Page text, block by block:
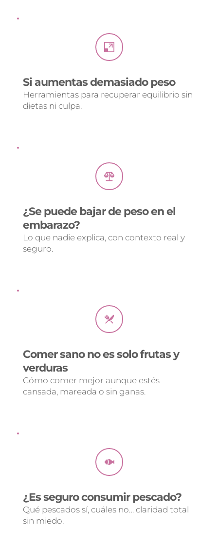
Si aumentas demasiado peso
Herramientas para recuperar equilibrio sin
dietas ni culpa.
¿Se puede bajar de peso en el
embarazo?
Lo que nadie explica, con contexto real y
seguro.
Comer sano no es solo frutas y
verduras
Cómo comer mejor aunque estés
cansada, mareada o sin ganas.
¿Es seguro consumir pescado?
Qué pescados sí, cuáles no… claridad total
sin miedo.